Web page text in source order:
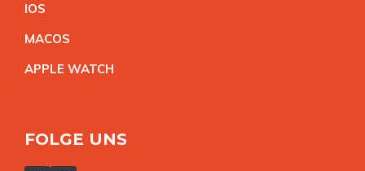
IOS
MACOS
APPLE WATCH
FOLGE UNS